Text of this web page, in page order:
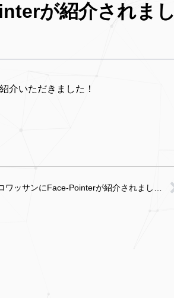
が紹介されまし
介いただきました！